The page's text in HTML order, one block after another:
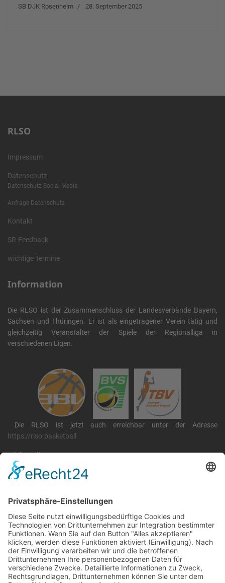
SB DJK Rosenheim 28. September 2025
RLSO
Impressum
Datenschutz
Datenschutz Social Media
Anfrage Datenschutz
Kontakt
SR-Feedback
wichtige Termine
Information
Die RLSO ist der Zusammenschluss der Landesverbände Bayern,
Sachsen und Thüringen. Er ist als eingetragener Verein tätig und
gleichzeitig Veranstalter der Spiele der Regionalliga in
verschiedenen Ligen.
Die RLSO ist jetzt auch erreichbar unter der Adresse
https://rlso.basketball
Wir betreiben ...
RLSO Minikalender
August 2026
Mo Di Mi Do Fr Sa So